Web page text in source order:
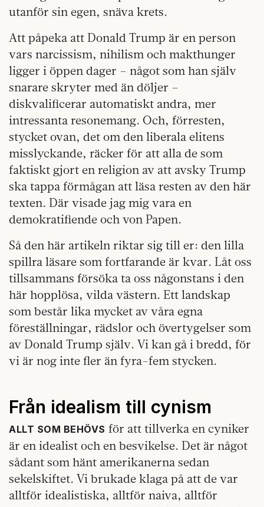
utanför sin egen, snäva krets.
Att påpeka att Donald Trump är en person
vars narcissism, nihilism och makthunger
ligger i öppen dager – något som han själv
snarare skryter med än döljer –
diskvalificerar automatiskt andra, mer
intressanta resonemang. Och, förresten,
stycket ovan, det om den liberala elitens
misslyckande, räcker för att alla de som
faktiskt gjort en religion av att avsky Trump
ska tappa förmågan att läsa resten av den här
texten. Där visade jag mig vara en
demokratifiende och von Papen.
Så den här artikeln riktar sig till er: den lilla
spillra läsare som fortfarande är kvar. Låt oss
tillsammans försöka ta oss någonstans i den
här hopplösa, vilda västern. Ett landskap
som består lika mycket av våra egna
föreställningar, rädslor och övertygelser som
av Donald Trump själv. Vi kan gå i bredd, för
vi är nog inte fler än fyra-fem stycken.
Från idealism till cynism
ALLT SOM BEHÖVS för att tillverka en cyniker
är en idealist och en besvikelse. Det är något
sådant som hänt amerikanerna sedan
sekelskiftet. Vi brukade klaga på att de var
alltför idealistiska, alltför naiva, alltför